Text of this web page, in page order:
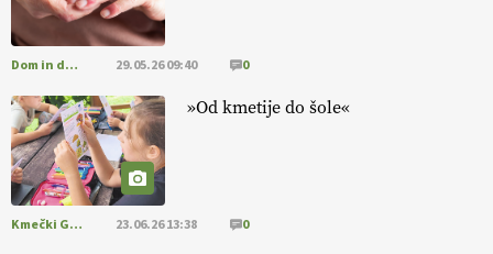
Dom in družina 29.05.26 09:40 0
»Od kmetije do šole«
Kmečki Glas 23.06.26 13:38 0